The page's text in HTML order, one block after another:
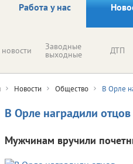
Работа у нас
новости Заводные
выходные ДТП
Новости Общество В Орле
В Орле наградили отцов
Мужчинам вручили